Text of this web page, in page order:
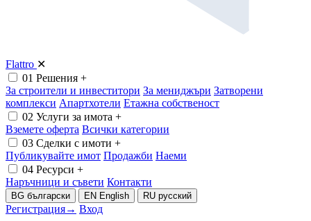
Flattro ✕
01 Решения +
За строители и инвеститори За мениджъри Затворени
комплекси Апартхотели Етажна собственост
02 Услуги за имота +
Вземете оферта Всички категории
03 Сделки с имоти +
Публикувайте имот Продажби Наеми
04 Ресурси +
Наръчници и съвети Контакти
BG български EN English RU русский
Регистрация→ Вход